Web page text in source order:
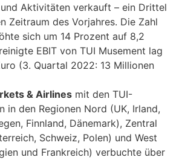
Aktivitäten verkauft – ein Drittel
Zeitraum des Vorjahres. Die Zahl
sich um 14 Prozent auf 8,2
EBIT von TUI Musement lag
(3. Quartal 2022: 13 Millionen
& Airlines mit den TUI-
in den Regionen Nord (UK, Irland,
Finnland, Dänemark), Zentral
Schweiz, Polen) und West
und Frankreich) verbuchte über